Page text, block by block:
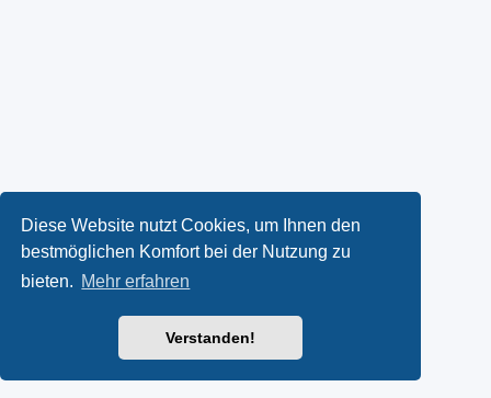
Diese Website nutzt Cookies, um Ihnen den
bestmöglichen Komfort bei der Nutzung zu
bieten. Mehr erfahren
Verstanden!